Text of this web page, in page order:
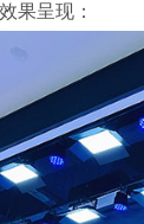
果呈现：